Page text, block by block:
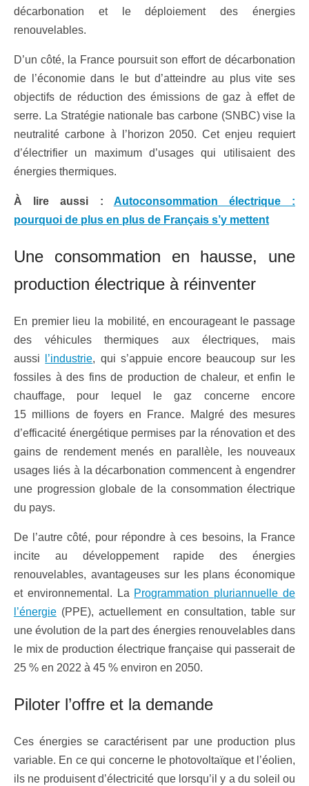
décarbonation et le déploiement des énergies
renouvelables.
D’un côté, la France poursuit son effort de décarbonation
de l’économie dans le but d’atteindre au plus vite ses
objectifs de réduction des émissions de gaz à effet de
serre. La Stratégie nationale bas carbone (SNBC) vise la
neutralité carbone à l’horizon 2050. Cet enjeu requiert
d’électrifier un maximum d’usages qui utilisaient des
énergies thermiques.
À lire aussi : Autoconsommation électrique :
pourquoi de plus en plus de Français s’y mettent
Une consommation en hausse, une
production électrique à réinventer
En premier lieu la mobilité, en encourageant le passage
des véhicules thermiques aux électriques, mais
aussi
l’industrie, qui s’appuie encore beaucoup sur les
fossiles à des fins de production de chaleur, et enfin le
chauffage, pour lequel le gaz concerne encore
15 millions de foyers en France. Malgré des mesures
d’efficacité énergétique permises par la rénovation et des
gains de rendement menés en parallèle, les nouveaux
usages liés à la décarbonation commencent à engendrer
une progression globale de la consommation électrique
du pays.
De l’autre côté, pour répondre à ces besoins, la France
incite au développement rapide des énergies
renouvelables, avantageuses sur les plans économique
et environnemental. La Programmation pluriannuelle de
l’énergie (PPE), actuellement en consultation, table sur
une évolution de la part des énergies renouvelables dans
le mix de production électrique française qui passerait de
25 % en 2022 à 45 % environ en 2050.
Piloter l’offre et la demande
Ces énergies se caractérisent par une production plus
variable. En ce qui concerne le photovoltaïque et l’éolien,
ils ne produisent d’électricité que lorsqu’il y a du soleil ou